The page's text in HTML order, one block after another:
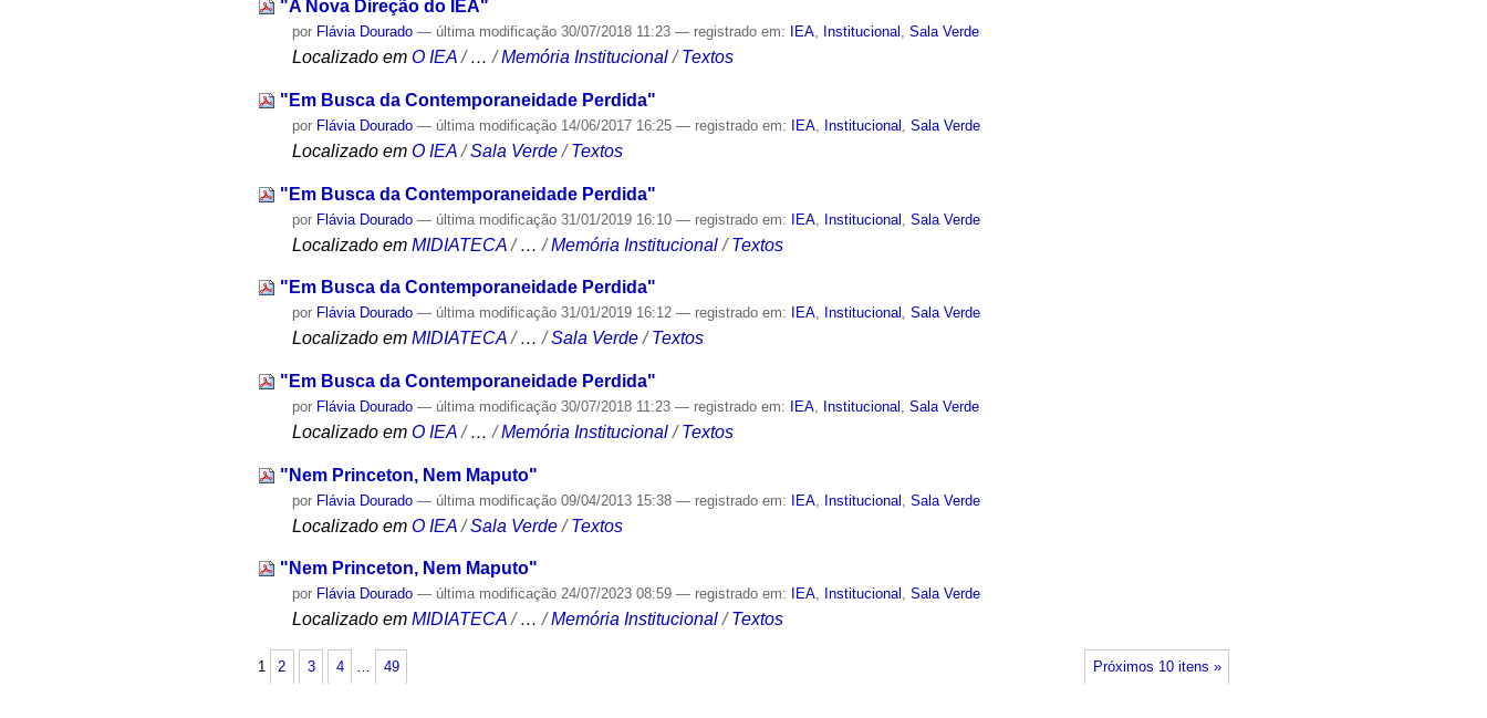
"A Nova Direção do IEA"
por Flávia Dourado — última modificação 30/07/2018 11:23— registrado em: IEA, Institucional ,Sala Verde
Localizado em O IEA /…/Memória Institucional /Textos
"Em Busca da Contemporaneidade Perdida"
por Flávia Dourado — última modificação 14/06/2017 16:25— registrado em: IEA Institucional ,Sala Verde
Localizado em O IEA /Sala Verde /Textos
"Em Busca da Contemporaneidade Perdida"
por Flávia Dourado — última modificação 31/01/2019 16:10— registrado em: IEA Institucional ,Sala Verde
Localizado em MIDIATECA /…/Memória Institucional /Textos
"Em Busca da Contemporaneidade Perdida"
por Flávia Dourado — última modificação 31/01/2019 16:12— registrado em: IEA, Institucional ,Sala Verde
Localizado em MIDIATECA /…/Sala Verde /Textos
"Em Busca da Contemporaneidade Perdida"
por Flávia Dourado — última modificação 30/07/2018 11:23— registrado em: IEA Institucional ,Sala Verde
Localizado em O IEA /…/Memória Institucional /Textos
"Nem Princeton, Nem Maputo"
por Flávia Dourado — última modificação 09/04/2013 15:38— registrado em: IEA Institucional ,Sala Verde
Localizado em O IEA /Sala Verde /Textos
"Nem Princeton, Nem Maputo"
por Flávia Dourado — última modificação 24/07/2023 08:59— registrado em: IEA, Institucional ,Sala Verde
Localizado em MIDIATECA /…/Memória Institucional /Textos
Próximos 10 itens »
1 2 3 4 49